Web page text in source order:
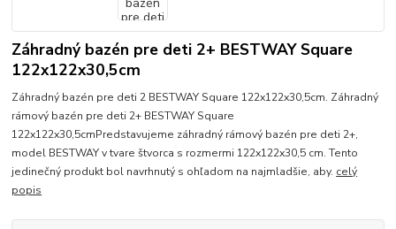
Záhradný bazén pre deti 2+ BESTWAY Square
122x122x30,5cm
Záhradný bazén pre deti 2 BESTWAY Square 122x122x30,5cm. Záhradný
rámový bazén pre deti 2+ BESTWAY Square
122x122x30,5cmPredstavujeme záhradný rámový bazén pre deti 2+,
model BESTWAY v tvare štvorca s rozmermi 122x122x30,5 cm. Tento
jedinečný produkt bol navrhnutý s ohľadom na najmladšie, aby. celý
popis